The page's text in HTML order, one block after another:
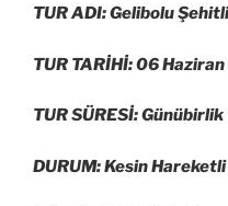
TUR ADI: Gelibolu
TUR TARİHİ: 06
TUR SÜRESİ: Günübirlik
DURUM: Kesin Hareketli